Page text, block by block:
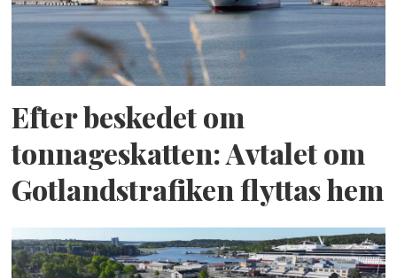
Efter beskedet om
tonnageskatten: Avtalet om
Gotlandstrafiken flyttas hem